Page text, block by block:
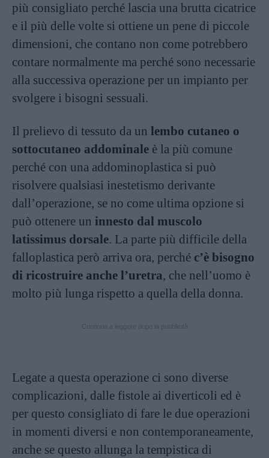
più consigliato perché lascia una brutta cicatrice
e il più delle volte si ottiene un pene di piccole
dimensioni, che contano non come potrebbero
contare normalmente ma perché sono necessarie
alla successiva operazione per un impianto per
svolgere i bisogni sessuali.
Il prelievo di tessuto da un lembo cutaneo o
sottocutaneo addominale è la più comune
perché con una addominoplastica si può
risolvere qualsiasi inestetismo derivante
dall’operazione, se no come ultima opzione si
può ottenere un innesto dal muscolo
latissimus dorsale. La parte più difficile della
falloplastica però arriva ora, perché c’è bisogno
di ricostruire anche l’uretra, che nell’uomo è
molto più lunga rispetto a quella della donna.
Legate a questa operazione ci sono diverse
complicazioni, dalle fistole ai diverticoli ed è
per questo consigliato di fare le due operazioni
in momenti diversi e non contemporaneamente,
anche se questo allunga la tempistica di